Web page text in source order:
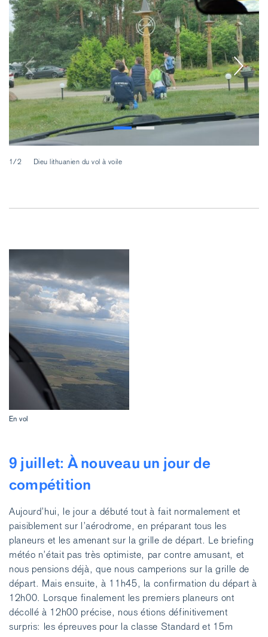
1/2 Dieu lithuanien du vol à voile
En vol
9 juillet: À nouveau un jour de
compétition
Aujourd’hui, le jour a débuté tout à fait normalement et
paisiblement sur l’aérodrome, en préparant tous les
planeurs et les amenant sur la grille de départ. Le briefing
météo n’était pas très optimiste, par contre amusant, et
nous pensions déjà, que nous camperions sur la grille de
départ. Mais ensuite, à 11h45, la confirmation du départ à
12h00. Lorsque finalement les premiers planeurs ont
décollé à 12h00 précise, nous étions définitivement
surpris: les épreuves pour la classe Standard et 15m